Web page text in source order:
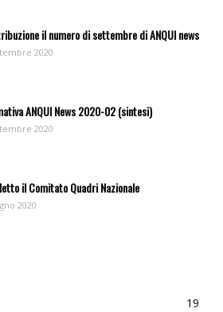
il numero di settembre di ANQUI news
2020
ANQUI News 2020-02 (sintesi)
2020
il Comitato Quadri Nazionale
2020
19